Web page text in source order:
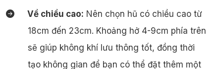
Về chiều cao: Nên chọn hũ có chiều cao từ
18cm đến 23cm. Khoảng hở 4-9cm phía trên
sẽ giúp không khí lưu thông tốt, đồng thời
tạo không gian để bạn có thể đặt thêm một